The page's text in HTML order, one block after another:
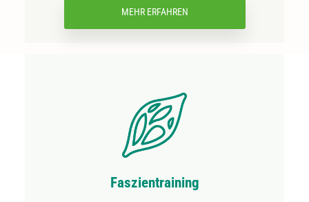
MEHR ERFAHREN
Faszientraining